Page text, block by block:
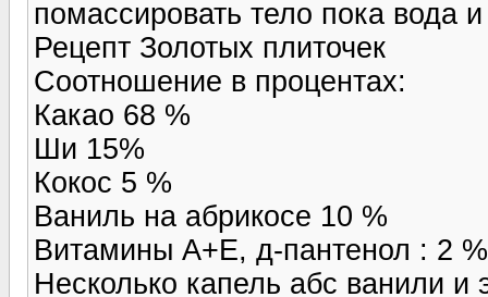
помассировать тело пока вода
Рецепт Золотых плиточек
Соотношение в процентах:
Какао 68 %
Ши 15%
Кокос 5 %
Ваниль на абрикосе 10 %
Витамины А+Е, д-пантенол : 2 %
Несколько капель абс ванили